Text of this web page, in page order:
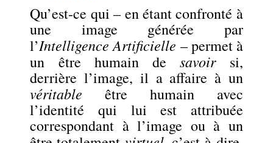
Qu’est-ce qui – en étant confronté à
une image générée par
l’Intelligence Artificielle – permet à
un être humain desavoirsi,
derrière l’image, il a affaire à un
véritable être humain avec
l’identité qui lui est attribuée
correspondant à l’image ou à un